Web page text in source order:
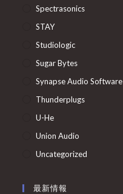
Spectrasonics
STAY
Studiologic
Sugar Bytes
Synapse Audio Software
Thunderplugs
U-He
Union Audio
Uncategorized
最新情報